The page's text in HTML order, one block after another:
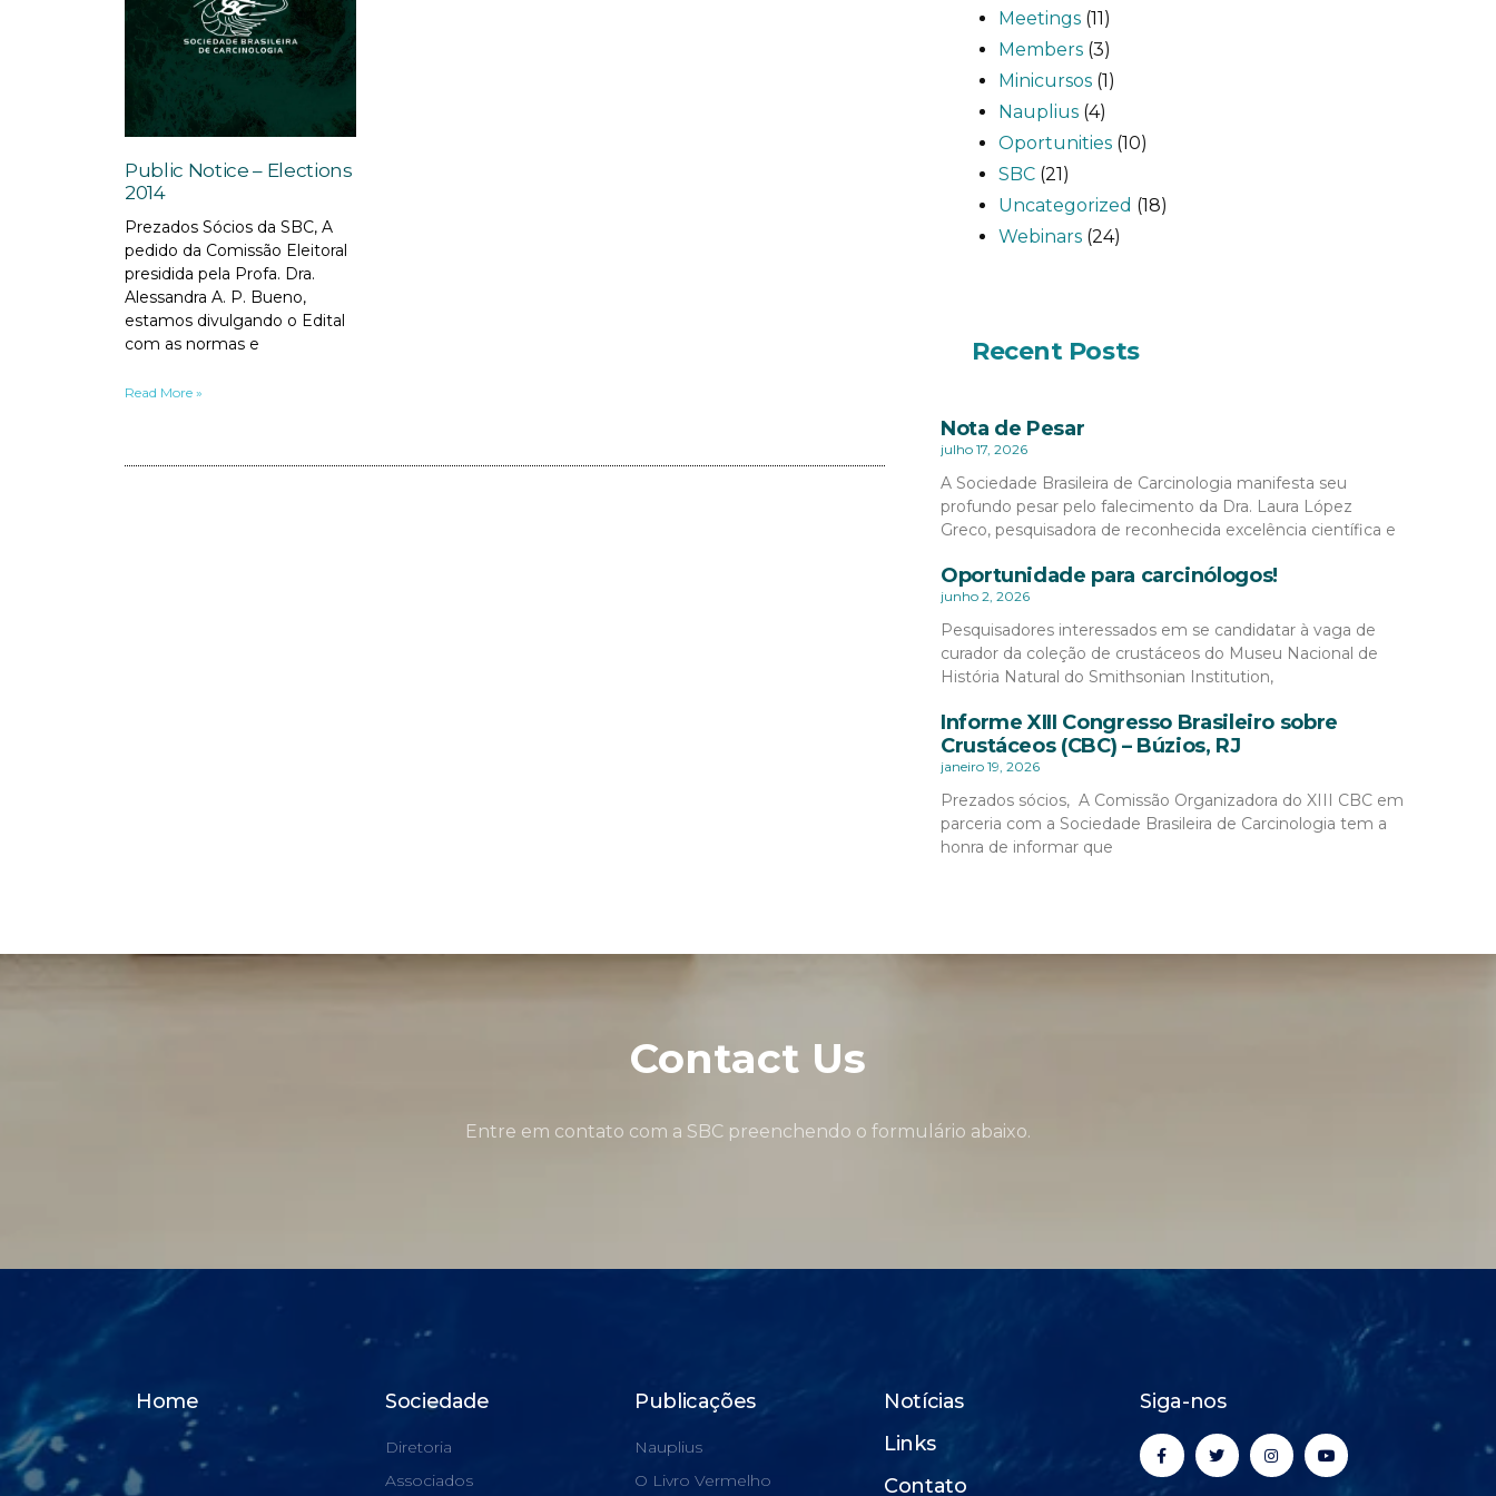
Public Notice – Elections
2014
Prezados Sócios da SBC, A
pedido da Comissão Eleitoral
presidida pela Profa. Dra.
Alessandra A. P. Bueno,
estamos divulgando o Edital
com as normas e
Read More »
Meetings(11)
Members(3)
Minicursos(1)
Nauplius(4)
Oportunities(10)
SBC(21)
Uncategorized (18)
Webinars(24)
Recent Posts
Nota de Pesar
julho 17, 2026
A Sociedade Brasileira de Carcinologia manifesta seu
profundo pesar pelo falecimento da Dra. Laura López
Greco, pesquisadora de reconhecida excelência científica e
Oportunidade para carcinólogos!
junho 2, 2026
Pesquisadores interessados em se candidatar à vaga de
curador da coleção de crustáceos do Museu Nacional de
História Natural do Smithsonian Institution,
Informe XIII Congresso Brasileiro sobre
Crustáceos (CBC) – Búzios, RJ
janeiro 19, 2026
Prezados sócios, A Comissão Organizadora do XIII CBC em
parceria com a Sociedade Brasileira de Carcinologia tem a
honra de informar que
Contact Us
Entre em contato com a SBC preenchendo o formulário abaixo.
Home Sociedade
Diretoria
Associados
Publicações
Nauplius
O Livro Vermelho
Notícias
Links
Contato
Siga-nos